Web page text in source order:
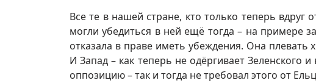
Все те в нашей стране, кто только теперь
могли убедиться в ней ещё тогда – на примере
отказала в праве иметь убеждения. Она
И Запад – как теперь не одёргивает Зеленского
оппозицию – так и тогда не требовал этого от